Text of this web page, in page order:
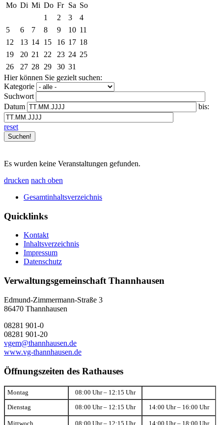
Mo Di Mi Do Fr Sa So
1
2 3
4
5
6 7 8 9 10 11
12
13 14 15 16 17 18
19
20 21 22 23 24 25
26
27 28 29 30 31
Hier können Sie gezielt suchen:
Kategorie
Suchwort
Datum
bis:
reset
Es wurden keine Veranstaltungen gefunden.
drucken nach oben
Gesamtinhaltsverzeichnis
Quicklinks
Kontakt
Inhaltsverzeichnis
Impressum
Datenschutz
Verwaltungsgemeinschaft Thannhausen
Edmund-Zimmermann-Straße 3
86470 Thannhausen
08281 901-0
08281 901-20
vgem@thannhausen.de
www.vg-thannhausen.de
Öffnungszeiten des Rathauses
Montag 08:00 Uhr – 12:15 Uhr
Dienstag 08:00 Uhr – 12:15 Uhr 14:00 Uhr – 16:00 Uhr